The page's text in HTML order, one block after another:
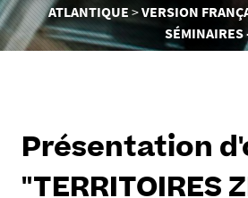
êtes
ici :
ATLANTIQUE
VERSION
SÉMINAIRES
Présentation
"TERRITOIRES